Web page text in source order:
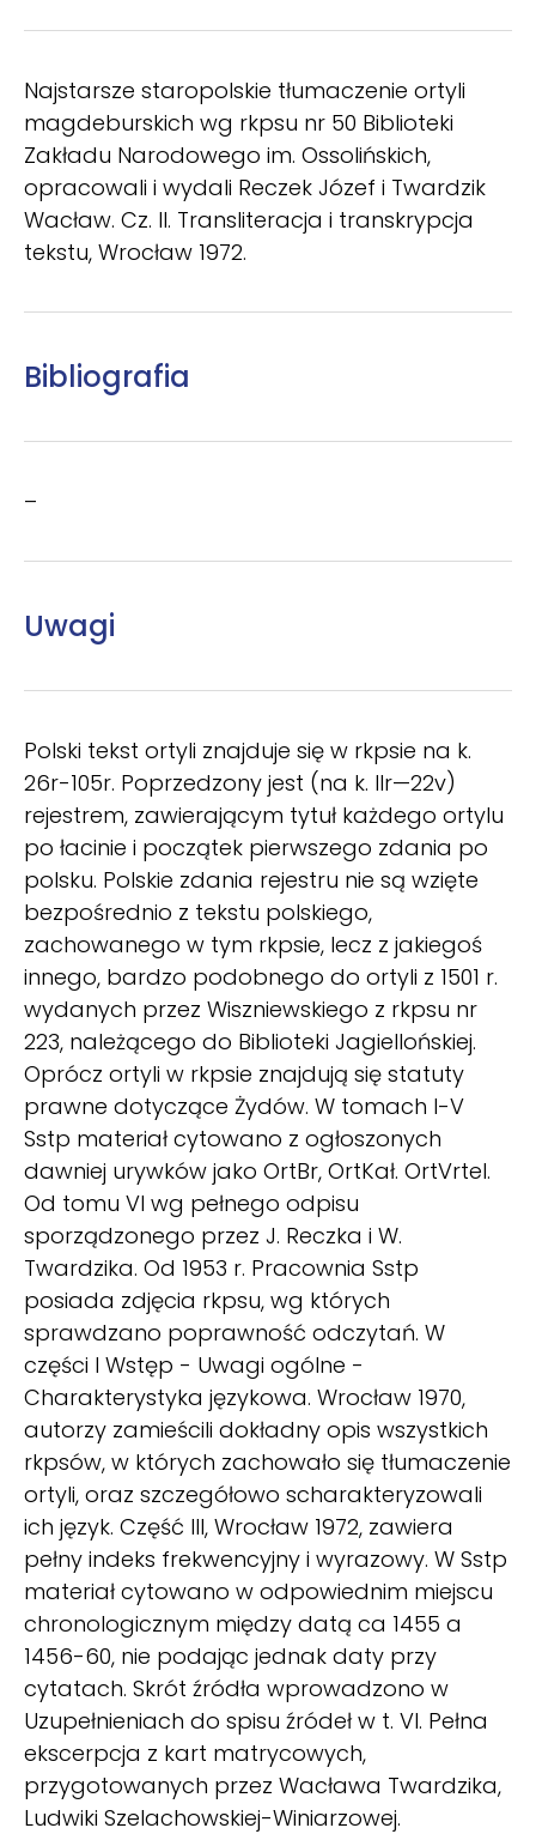
Najstarsze staropolskie tłumaczenie ortyli
magdeburskich wg rkpsu nr 50 Biblioteki
Zakładu Narodowego im. Ossolińskich,
opracowali i wydali Reczek Józef i Twardzik
Wacław. Cz. II. Transliteracja i transkrypcja
tekstu, Wrocław 1972.
Bibliografia
–
Uwagi
Polski tekst ortyli znajduje się w rkpsie na k.
26r-105r. Poprzedzony jest (na k. llr—22v)
rejestrem, zawierającym tytuł każdego ortylu
po łacinie i początek pierwszego zdania po
polsku. Polskie zdania rejestru nie są wzięte
bezpośrednio z tekstu polskiego,
zachowanego w tym rkpsie, lecz z jakiegoś
innego, bardzo podobnego do ortyli z 1501 r.
wydanych przez Wiszniewskiego z rkpsu nr
223, należącego do Biblioteki Jagiellońskiej.
Oprócz ortyli w rkpsie znajdują się statuty
prawne dotyczące Żydów. W tomach I-V
Sstp materiał cytowano z ogłoszonych
dawniej urywków jako OrtBr, OrtKał. OrtVrtel.
Od tomu VI wg pełnego odpisu
sporządzonego przez J. Reczka i W.
Twardzika. Od 1953 r. Pracownia Sstp
posiada zdjęcia rkpsu, wg których
sprawdzano poprawność odczytań. W
części I Wstęp - Uwagi ogólne -
Charakterystyka językowa. Wrocław 1970,
autorzy zamieścili dokładny opis wszystkich
rkpsów, w których zachowało się tłumaczenie
ortyli, oraz szczegółowo scharakteryzowali
ich język. Część III, Wrocław 1972, zawiera
pełny indeks frekwencyjny i wyrazowy. W Sstp
materiał cytowano w odpowiednim miejscu
chronologicznym między datą ca 1455 a
1456-60, nie podając jednak daty przy
cytatach. Skrót źródła wprowadzono w
Uzupełnieniach do spisu źródeł w t. VI. Pełna
ekscerpcja z kart matrycowych,
przygotowanych przez Wacława Twardzika,
Ludwiki Szelachowskiej-Winiarzowej.